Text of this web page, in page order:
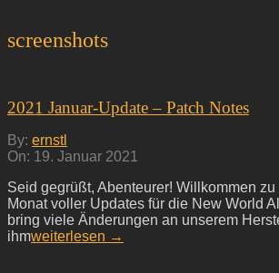
screenshots
2021 Januar-Update – Patch Notes
2021-
01-
By: ernstl
On: 19. Januar 2021
Seid gegrüßt, Abenteurer! Willkommen
Monat voller Updates für die New World
bring viele Änderungen an unserem
ihmweiterlesen →